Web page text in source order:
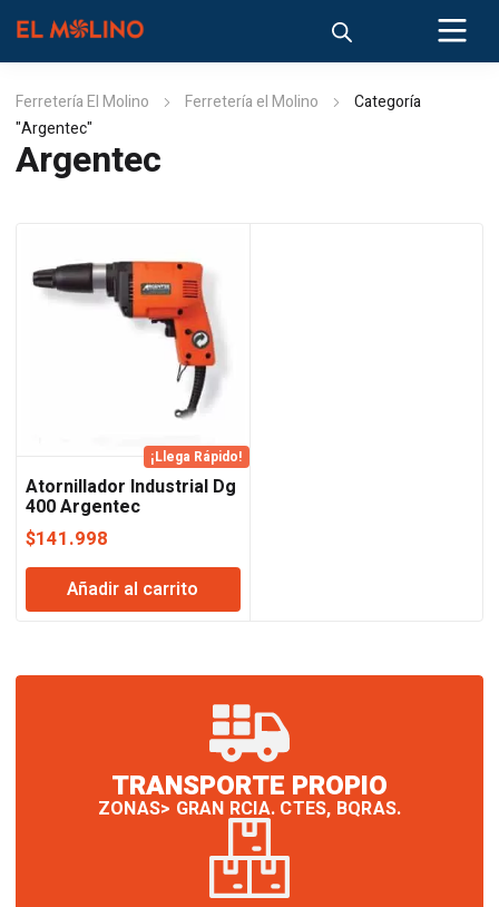
Ferretería El Molino Ferretería el Molino
Categoría
"Argentec"
Argentec
¡Llega Rápido!
Atornillador Industrial Dg
400 Argentec
$141.998
Añadir al carrito
TRANSPORTE PROPIO
ZONAS> GRAN RCIA. CTES, BQRAS.